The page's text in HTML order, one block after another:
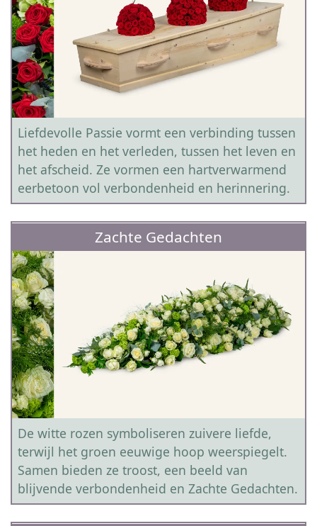
Liefdevolle Passie vormt een verbinding tussen
het heden en het verleden, tussen het leven en
het afscheid. Ze vormen een hartverwarmend
eerbetoon vol verbondenheid en herinnering.
Zachte Gedachten
De witte rozen symboliseren zuivere liefde,
terwijl het groen eeuwige hoop weerspiegelt.
Samen bieden ze troost, een beeld van
blijvende verbondenheid en Zachte Gedachten.